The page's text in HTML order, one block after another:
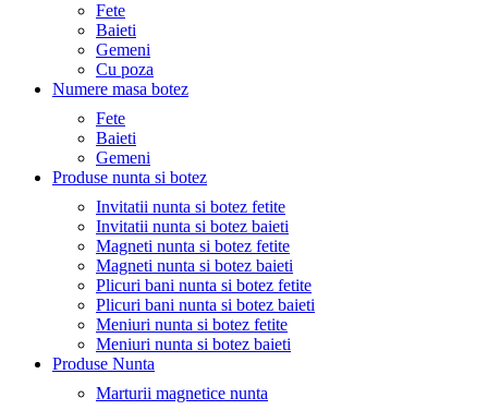
Fete
Baieti
Gemeni
Cu poza
Numere masa botez
Fete
Baieti
Gemeni
Produse nunta si botez
Invitatii nunta si botez fetite
Invitatii nunta si botez baieti
Magneti nunta si botez fetite
Magneti nunta si botez baieti
Plicuri bani nunta si botez fetite
Plicuri bani nunta si botez baieti
Meniuri nunta si botez fetite
Meniuri nunta si botez baieti
Produse Nunta
Marturii magnetice nunta